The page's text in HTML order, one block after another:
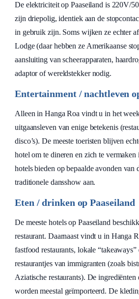
De elektriciteit op Paaseiland is 220V/
zijn driepolig, identiek aan de
in gebruik zijn. Soms wijken ze echter
Lodge (daar hebben ze Amerikaanse
aansluiting van scheerapparaten,
adaptor of wereldstekker nodig.
Entertainment / nachtleven
Alleen in Hanga Roa vindt u in het
uitgaansleven van enige betekenis
disco’s). De meeste toeristen blijven
hotel om te dineren en zich te vermaken
hotels bieden op bepaalde avonden van
traditionele dansshow aan.
Eten / drinken op Paaseiland
De meeste hotels op Paaseiland
restaurant. Daarnaast vindt u in Hanga
fastfood restaurants, lokale
restaurantjes van immigranten (zoals
Aziatische restaurants). De
worden meestal geïmporteerd. De